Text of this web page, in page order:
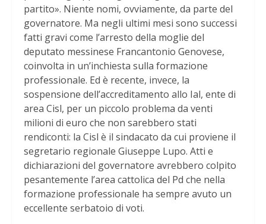
partito». Niente nomi, ovviamente, da parte del
governatore. Ma negli ultimi mesi sono successi
fatti gravi come l’arresto della moglie del
deputato messinese Francantonio Genovese,
coinvolta in un’inchiesta sulla formazione
professionale. Ed è recente, invece, la
sospensione dell’accreditamento allo Ial, ente di
area Cisl, per un piccolo problema da venti
milioni di euro che non sarebbero stati
rendiconti: la Cisl è il sindacato da cui proviene il
segretario regionale Giuseppe Lupo. Atti e
dichiarazioni del governatore avrebbero colpito
pesantemente l’area cattolica del Pd che nella
formazione professionale ha sempre avuto un
eccellente serbatoio di voti.